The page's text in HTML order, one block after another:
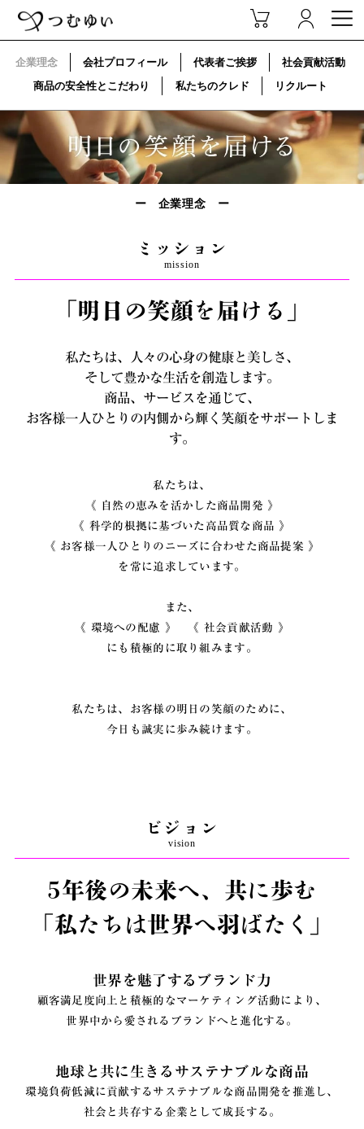
企業理念 会社プロフィール 代表者ご挨拶
社会貢献活動
商品の安全性とこだわり
私たちのクレド リクルート
ー 企業理念 ー
ミッション
mission
「明日の笑顔を届ける」
私たちは、人々の心身の健康と美しさ、
そして豊かな生活を創造します。
商品、サービスを通じて、
お客様一人ひとりの内側から輝く笑顔をサポートしま
す。
私たちは、
《 自然の恵みを活かした商品開発 》
《 科学的根拠に基づいた高品質な商品 》
《 お客様一人ひとりのニーズに合わせた商品提案 》
を常に追求しています。
また、
《 環境への配慮 》 《 社会貢献活動 》
にも積極的に取り組みます。
私たちは、お客様の明日の笑顔のために、
今日も誠実に歩み続けます。
ビジョン
vision
5年後の未来へ、共に歩む
「私たちは世界へ羽ばたく」
世界を魅了するブランド力
顧客満足度向上と積極的なマーケティング活動により、
世界中から愛されるブランドへと進化する。
地球と共に生きるサステナブルな商品
環境負荷低減に貢献するサステナブルな商品開発を推進し、
社会と共存する企業として成長する。